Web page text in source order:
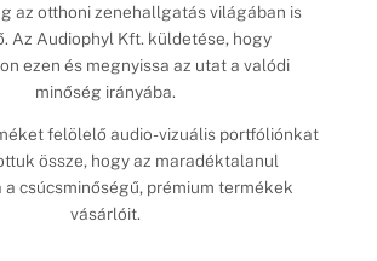
az otthoni zenehallgatás világában is
Az Audiophyl Kft. küldetése, hogy
ezen és megnyissa az utat a valódi
minőség irányába.
felölelő audio-vizuális portfóliónkat
össze, hogy az maradéktalanul
csúcsminőségű, prémium termékek
vásárlóit.